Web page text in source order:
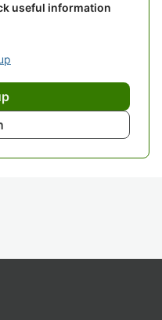
useful information